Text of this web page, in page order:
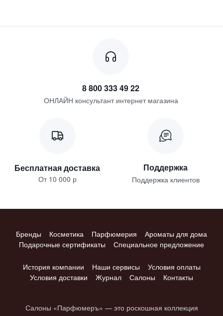
8 800 333 49 22
ОНЛАЙН консультант интернет магазина
Бесплатная доставка
От 10 000 р
Поддержка
Поддержка клиентов
Бренды Косметика Парфюмерия
Ароматы для дома
Подарочные сертификаты
Специальное предложение
История компании Наши сервисы
Условия оплаты
Условия доставки
Журнал Салоны Контакты
Салоны «Парфюмеръ» — это роскошная коллекция